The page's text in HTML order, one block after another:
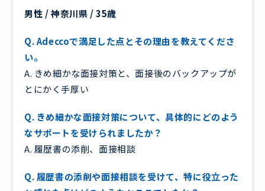
男性 / 神奈川県 / 35歳
Q. Adeccoで満足した点とその理由を教えてくださ
い。
A. きめ細かな面接対策と、面接後のバックアップが
とにかく手厚い
Q. きめ細かな面接対策について、具体的にどのよう
なサポートを受けられましたか？
A. 履歴書の添削、面接相談
Q. 履歴書の添削や面接相談を受けて、特に役立った